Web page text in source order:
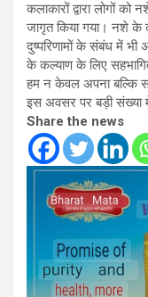
कलाकारों द्वारा लोगों
जागृत किया गया। नशे के
दुष्परिणामों के संबंध में भी
के कल्याण के लिए
हम न केवल अपना बल्कि
इस अवसर पर बड़ी संख्या
Share the news